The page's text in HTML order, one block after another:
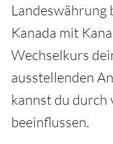
Landeswährung
Kanada mit
Wechselkurs
ausstellenden
kannst du durch
beeinflussen.